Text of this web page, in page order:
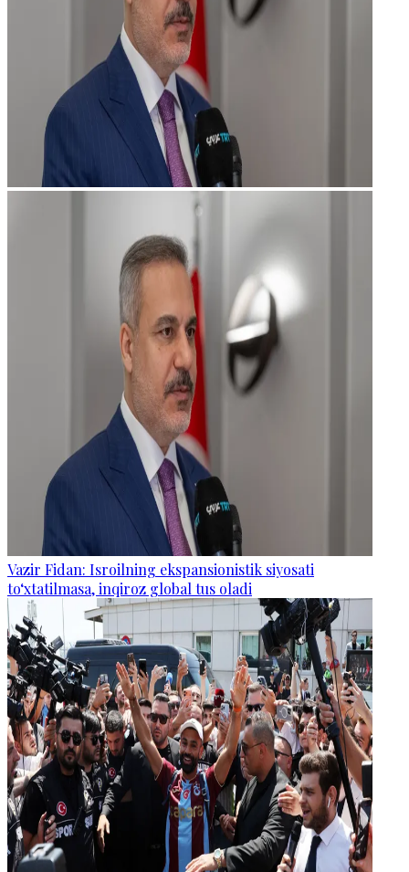
Vazir Fidan: Isroilning ekspansionistik siyosati
to‘xtatilmasa, inqiroz global tus oladi